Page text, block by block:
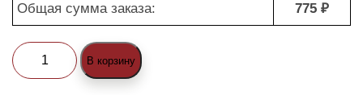
Общая сумма заказа: 775 ₽
Количество
товара
В корзину